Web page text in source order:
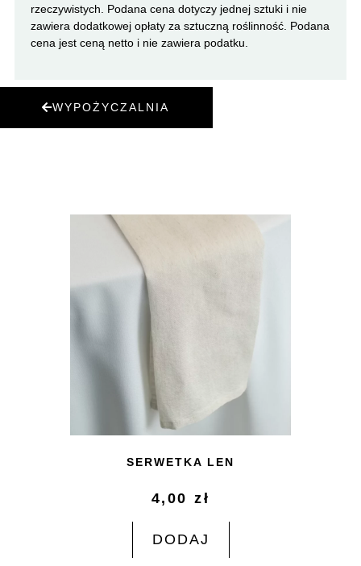
rzeczywistych. Podana cena dotyczy jednej sztuki i nie
zawiera dodatkowej opłaty za sztuczną roślinność. Podana
cena jest ceną netto i nie zawiera podatku.
WYPOŻYCZALNIA
SERWETKA LEN
4,00zł
DODAJ